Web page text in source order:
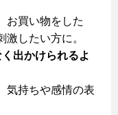
お買い物をした
したい方に。
出かけられるよ
気持ちや感情の表